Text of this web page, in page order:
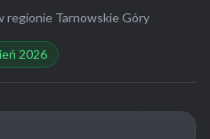
regionie Tarnowskie Góry
2026